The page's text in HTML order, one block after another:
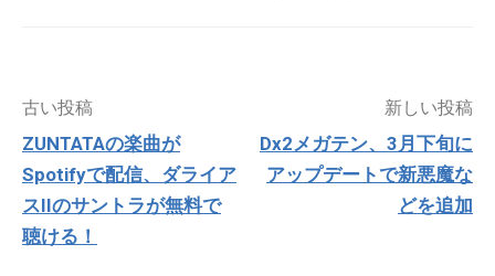
投
ナ
ビ
ゲ
ー
シ
古い投稿
ZUNTATAの楽曲が
Spotifyで配信、ダライア
スIIのサントラが無料で
聴ける！
新しい投稿
Dx2メガテン、3月下旬に
アップデートで新悪魔な
どを追加